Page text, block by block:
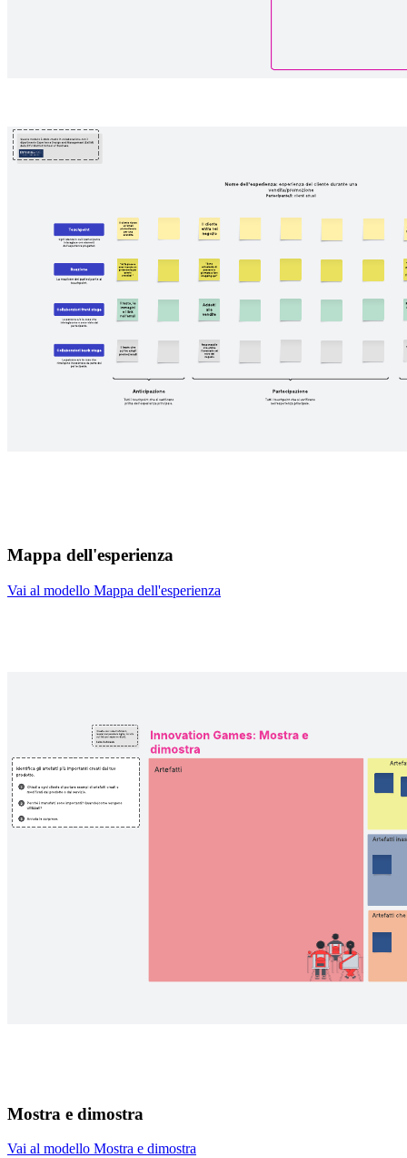
Mappa dell'esperienza
Vai al modello Mappa dell'esperienza
Mostra e dimostra
Vai al modello Mostra e dimostra